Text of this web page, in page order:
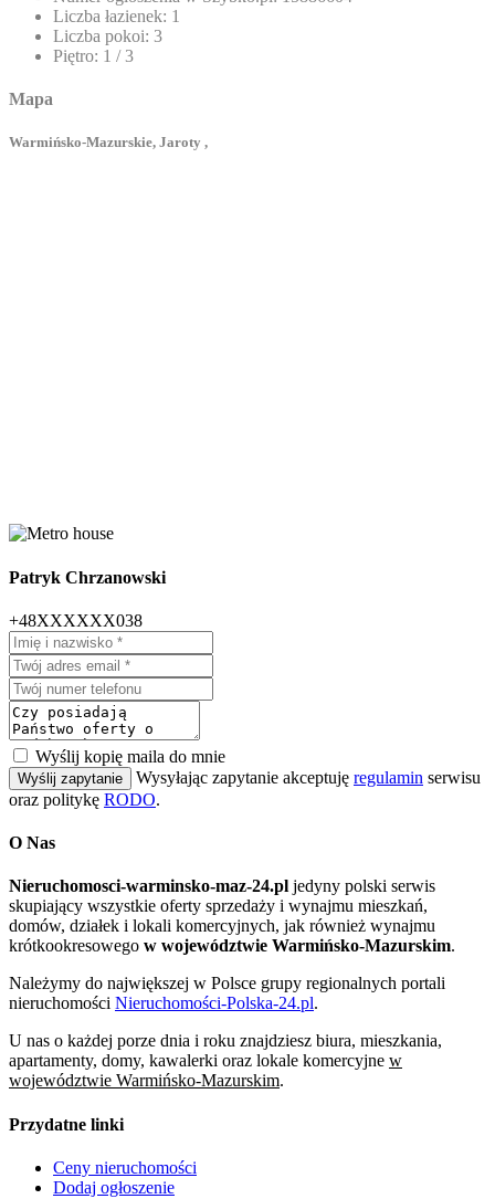
Liczba łazienek: 1
Liczba pokoi: 3
Piętro: 1 / 3
Mapa
Warmińsko-Mazurskie, Jaroty ,
Patryk Chrzanowski
+48XXXXXX038
Wyślij kopię maila do mnie
Wyślij zapytanie Wysyłając zapytanie akceptuję regulamin serwisu
oraz politykę RODO.
O Nas
Nieruchomosci-warminsko-maz-24.pl jedyny polski serwis
skupiający wszystkie oferty sprzedaży i wynajmu mieszkań,
domów, działek i lokali komercyjnych, jak również wynajmu
krótkookresowego w województwie Warmińsko-Mazurskim.
Należymy do największej w Polsce grupy regionalnych portali
nieruchomości Nieruchomości-Polska-24.pl.
U nas o każdej porze dnia i roku znajdziesz biura, mieszkania,
apartamenty, domy, kawalerki oraz lokale komercyjne w
województwie Warmińsko-Mazurskim.
Przydatne linki
Ceny nieruchomości
Dodaj ogłoszenie